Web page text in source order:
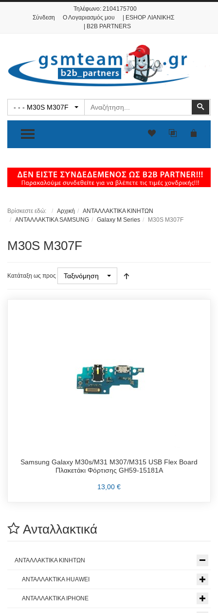
Τηλέφωνο: 2104175700
Σύνδεση
Ο Λογαριασμός μου
| ESHOP ΛΙΑΝΙΚΗΣ
| B2B PARTNERS
- - - M30S M307F
TOGGLE MENU
Βρίσκεστε εδώ: Αρχική
ΑΝΤΑΛΛΑΚΤΙΚΑ ΚΙΝΗΤΩΝ
ΑΝΤΑΛΛΑΚΤΙΚΑ SAMSUNG
Galaxy M Series M30S M307F
M30S M307F
Κατάταξη ως προς Ταξινόμηση
Samsung Galaxy M30s/M31 M307/M315 USB Flex Board
Πλακετάκι Φόρτισης GH59-15181A
13,00 €
Ανταλλακτικά
ΑΝΤΑΛΛΑΚΤΙΚΑ ΚΙΝΗΤΩΝ
ΑΝΤΑΛΛΑΚΤΙΚΑ HUAWEI
ΑΝΤΑΛΛΑΚΤΙΚΑ IPHONE